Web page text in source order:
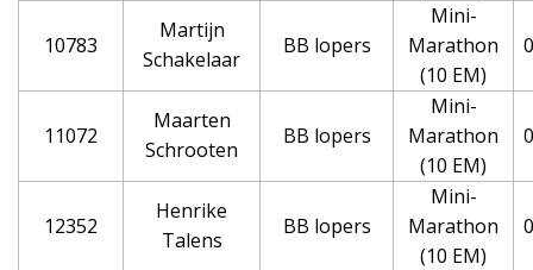
10783
Martijn
Schakelaar
BB lopers
Mini-
Marathon
(10 EM)
11072
Maarten
Schrooten
BB lopers
Mini-
Marathon
(10 EM)
12352
Henrike
Talens
BB lopers
Mini-
Marathon
(10 EM)